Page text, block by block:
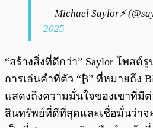
— Michael Saylor⚡️
2025
“สร้างสิ่งที่ดีกว่า” Saylor โพสต์
การเล่นคำที่ตัว “₿” ที่หมายถึง
แสดงถึงความมั่นใจของเขาที่มีต่
สินทรัพย์ที่ดีที่สุดและเชื่อมั่นว่า